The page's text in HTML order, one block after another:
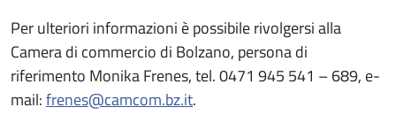
Per ulteriori informazioni è possibile rivolgersi alla
Camera di commercio di Bolzano, persona di
riferimento Monika Frenes, tel. 0471 945 541 – 689, e-
mail:frenes@camcom.bz.it.